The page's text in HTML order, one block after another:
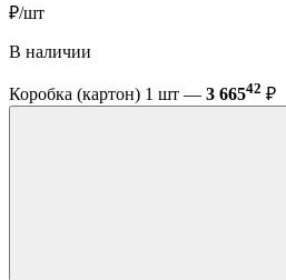
₽/шт
В наличии
Коробка (картон) 1 шт — 3 66542 ₽